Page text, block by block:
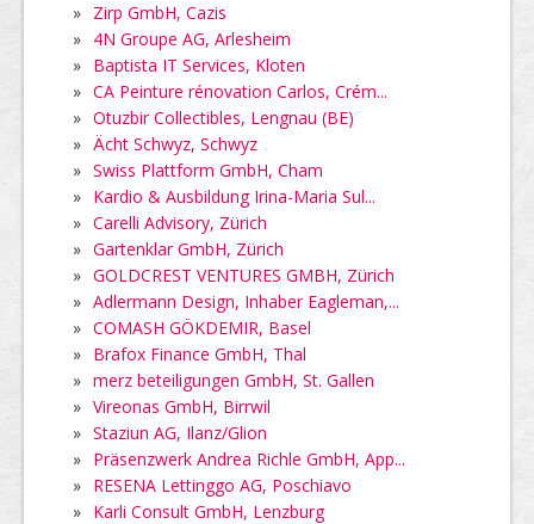
» Zirp GmbH, Cazis
» 4N Groupe AG, Arlesheim
» Baptista IT Services, Kloten
» CA Peinture rénovation Carlos, Crém...
» Otuzbir Collectibles, Lengnau (BE)
» Ächt Schwyz, Schwyz
» Swiss Plattform GmbH, Cham
» Kardio & Ausbildung Irina-Maria Sul...
» Carelli Advisory, Zürich
» Gartenklar GmbH, Zürich
» GOLDCREST VENTURES GMBH, Zürich
» Adlermann Design, Inhaber Eagleman,...
» COMASH GÖKDEMIR, Basel
» Brafox Finance GmbH, Thal
» merz beteiligungen GmbH, St. Gallen
» Vireonas GmbH, Birrwil
» Staziun AG, Ilanz/Glion
» Präsenzwerk Andrea Richle GmbH, App...
» RESENA Lettinggo AG, Poschiavo
» Karli Consult GmbH, Lenzburg